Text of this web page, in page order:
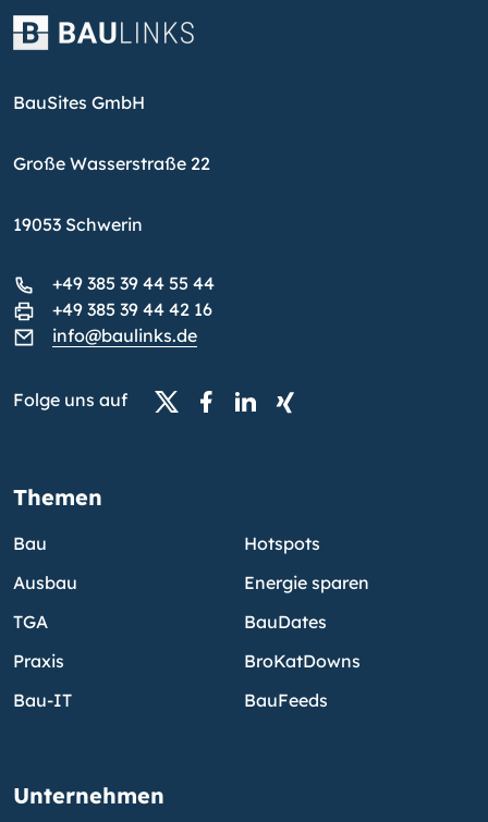
BauSites GmbH
Große Wasserstraße 22
19053 Schwerin
+49 385 39 44 55 44
+49 385 39 44 42 16
info@baulinks.de
Folge uns auf
Themen
Bau
Ausbau
TGA
Praxis
Bau-IT
Hotspots
Energie sparen
BauDates
BroKatDowns
BauFeeds
Unternehmen